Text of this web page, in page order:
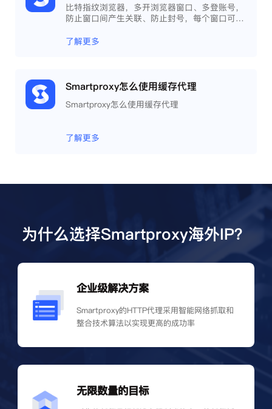
比特指纹浏览器，多开浏览器窗口、多登账号，
防止窗口间产生关联、防止封号，每个窗口可以
相互间完全环境独立、隔离，避免关联封号。
了解更多
Smartproxy怎么使用缓存代理
Smartproxy怎么使用缓存代理
了解更多
为什么选择Smartproxy海外IP？
企业级解决方案
Smartproxy的HTTP代理采用智能网络抓取和
整合技术算法以实现更高的成功率
无限数量的目标